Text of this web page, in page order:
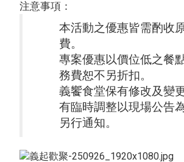
注意事項：
本活動之優惠皆需酌收
費。
專案優惠以價位低之餐
務費恕不另折扣。
義饗食堂保有修改及變
有臨時調整以現場公告
另行通知。